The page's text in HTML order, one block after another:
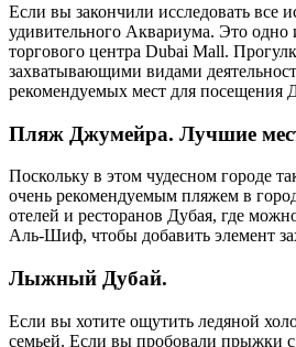
Если вы закончили исследовать все
удивительного Аквариума. Это одно
торгового центра Dubai Mall.
захватывающими видами
рекомендуемых мест для посещения
Пляж Джумейра. Лучшие
Поскольку в этом чудесном городе
очень рекомендуемым пляжем в
отелей и ресторанов Дубая, где
Аль-Шиф, чтобы добавить элемент
Лыжный Дубай.
Если вы хотите ощутить ледяной
семьей. Если вы пробовали прыжки с